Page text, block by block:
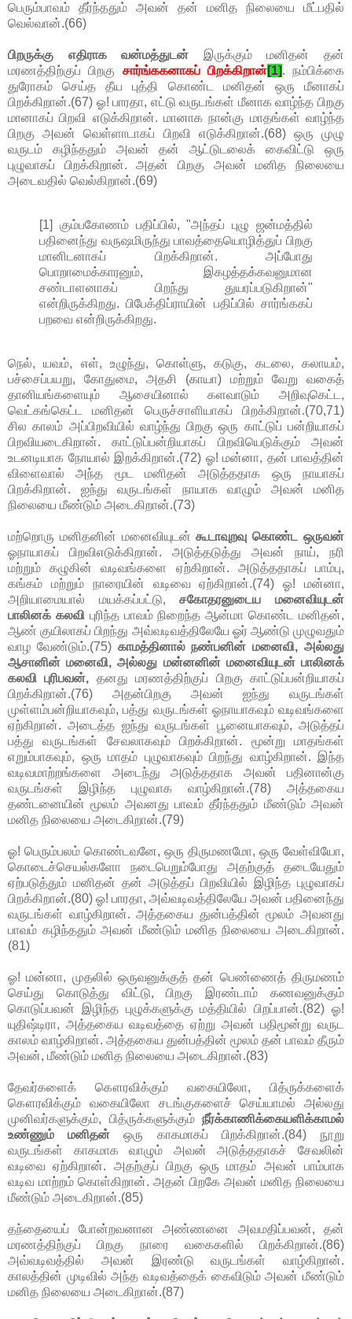
பெரும்பாவம் தீர்ந்ததும் அவன் தன் மனித நிலையை மீட்பதில்
வெல்வான்.(66)
பிறருக்கு எதிராக வன்மத்துடன் இருக்கும் மனிதன் தன்
மரணத்திற்குப் பிறகு சார்ங்ககனாகப் பிறக்கிறான்[1]. நம்பிக்கை
துரோகம் செய்த தீய புத்தி கொண்ட மனிதன் ஒரு மீனாகப்
பிறக்கிறான்.(67) ஓ! பாரதா, எட்டு வருடங்கள் மீனாக வாழ்ந்த பிறகு
மானாகப் பிறவி எடுக்கிறான். மானாக நான்கு மாதங்கள் வாழ்ந்த
பிறகு அவன் வெள்ளாடாகப் பிறவி எடுக்கிறான்.(68) ஒரு முழு
வருடம் கழிந்ததும் அவன் தன் ஆட்டுடலைக் கைவிட்டு ஒரு
புழுவாகப் பிறக்கிறான். அதன் பிறகு அவன் மனித நிலையை
அடைவதில் வெல்கிறான்.(69)
[1] கும்பகோணம் பதிப்பில், "அந்தப் புழு ஜன்மத்தில்
பதினைந்து வருஷமிருந்து பாவத்தையொழித்துப் பிறகு
மானிடனாகப் பிறக்கிறான். அப்போது
பொறாமைக்காரனும், இகழத்தக்கவனுமான
சண்டாளனாகப் பிறந்து துயரப்படுகிறான்"
என்றிருக்கிறது. பிபேக்திப்ராயின் பதிப்பில் சார்ங்ககப்
பறவை என்றிருக்கிறது.
நெல், யவம், எள், உழுந்து, கொள்ளு, கடுகு, கடலை, கலாயம்,
பச்சைப்பயறு, கோதுமை, அதசி (காயா) மற்றும் வேறு வகைத்
தானியங்களையும் ஆசையினால் களவாடும் அறிவுகெட்ட,
வெட்கங்கெட்ட மனிதன் பெருச்சாளியாகப் பிறக்கிறான்.(70,71)
சில காலம் அப்பிறவியில் வாழ்ந்து பிறகு ஒரு காட்டுப் பன்றியாகப்
பிறவியடைகிறான். காட்டுப்பன்றியாகப் பிறவியெடுக்கும் அவன்
உடனடியாக நோயால் இறக்கிறான்.(72) ஓ! மன்னா, தன் பாவத்தின்
விளைவால் அந்த மூட மனிதன் அடுத்ததாக ஒரு நாயாகப்
பிறக்கிறான். ஐந்து வருடங்கள் நாயாக வாழும் அவன் மனித
நிலையை மீண்டும் அடைகிறான்.(73)
மற்றொரு மனிதனின் மனைவியுடன்கூடாவுறவு கொண்ட ஒருவன்
ஓநாயாகப் பிறவிஎடுக்கிறான். அடுத்தடுத்து அவன் நாய், நரி
மற்றும் கழுகின் வடிவங்களை ஏற்கிறான். அடுத்ததாகப் பாம்பு,
கங்கம் மற்றும் நாரையின் வடிவை ஏற்கிறான்.(74) ஓ! மன்னா,
அறியாமையால் மயக்கப்பட்டு,சகோதரனுடைய மனைவியுடன்
பாலினக் கலவிபுரிந்த பாவம் நிறைந்த ஆன்மா கொண்ட மனிதன்,
ஆண் குயிலாகப் பிறந்து அவ்வடிவத்திலேயே ஓர் ஆண்டு முழுவதும்
வாழ வேண்டும்.(75) காமத்தினால் நண்பனின் மனைவி, அல்லது
ஆசானின் மனைவி, அல்லது மன்னனின் மனைவியுடன் பாலினக்
கலவி புரிபவன், தனது மரணத்திற்குப் பிறகு காட்டுப்பன்றியாகப்
பிறக்கிறான்.(76) அதன்பிறகு அவன் ஐந்து வருடங்கள்
முள்ளம்பன்றியாகவும், பத்து வருடங்கள் ஓநாயாகவும் வடிவங்களை
ஏற்கிறான். அடைத்த ஐந்து வருடங்கள் பூனையாகவும், அடுத்தப்
பத்து வருடங்கள் சேவலாகவும் பிறக்கிறான். மூன்று மாதங்கள்
எறும்பாகவும், ஒரு மாதம் புழுவாகவும் பிறந்து வாழ்கிறான். இந்த
வடிவமாற்றங்களை அடைந்து அடுத்ததாக அவன் பதினான்கு
வருடங்கள் இழிந்த புழுவாக வாழ்கிறான்.(78) அத்தகைய
தண்டனையின் மூலம் அவனது பாவம் தீர்ந்ததும் மீண்டும் அவன்
மனித நிலையை அடைகிறான்.(79)
ஓ! பெரும்பலம் கொண்டவனே, ஒரு திருமணமோ, ஒரு வேள்வியோ,
கொடைச்செயல்களோ நடைபெறும்போது அதற்குத் தடையேதும்
ஏற்படுத்தும் மனிதன் தன் அடுத்தப் பிறவியில் இழிந்த புழுவாகப்
பிறக்கிறான்.(80) ஓ! பாரதா, அவ்வடிவத்திலேயே அவன் பதினைந்து
வருடங்கள் வாழ்கிறான். அத்தகைய துன்பத்தின் மூலம் அவனது
பாவம் கழிந்ததும் அவன் மீண்டும் மனித நிலையை அடைகிறான்.
(81)
ஓ! மன்னா, முதலில் ஒருவனுக்குத் தன் பெண்ணைத் திருமணம்
செய்து கொடுத்து விட்டு, பிறகு இரண்டாம் கணவனுக்கும்
கொடுப்பவன் இழிந்த புழுக்களுக்கு மத்தியில் பிறப்பான்.(82) ஓ!
யுதிஷ்டிரா, அத்தகைய வடிவத்தை ஏற்று அவன் பதிமூன்று வருட
காலம் வாழ்கிறான். அத்தகைய துன்பத்தின் மூலம் தன் பாவம் தீரும்
அவன், மீண்டும் மனித நிலையை அடைகிறான்.(83)
தேவர்களைக் கௌரவிக்கும் வகையிலோ, பித்ருக்களைக்
கௌரவிக்கும் வகையிலோ சடங்குகளைச் செய்யாமல் அல்லது
முனிவர்களுக்கும், பித்ருக்களுக்கும் நீர்க்காணிக்கையளிக்காமல்
உண்ணும் மனிதன் ஒரு காகமாகப் பிறக்கிறான்.(84) நூறு
வருடங்கள் காகமாக வாழும் அவன் அடுத்ததாகச் சேவலின்
வடிவை ஏற்கிறான். அதற்குப் பிறகு ஒரு மாதம் அவன் பாம்பாக
வடிவ மாற்றம் கொள்கிறான். அதன் பிறகே அவன் மனித நிலையை
மீண்டும் அடைகிறான்.(85)
தந்தையைப் போன்றவனான அண்ணனை அவமதிப்பவன், தன்
மரணத்திற்குப் பிறகு நாரை வகைகளில் பிறக்கிறான்.(86)
அவ்வடிவத்தில் அவன் இரண்டு வருடங்கள் வாழ்கிறான்.
காலத்தின் முடிவில் அந்த வடிவத்தைக் கைவிடும் அவன் மீண்டும்
மனித நிலையை அடைகிறான்.(87)